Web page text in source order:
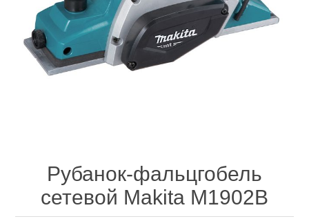
Электроинструмент
Ремонт инструмента марки DCK
Ремонт инструмента марки Elitech
Новости
FAQ
Рубанок-фальцгобель
сетевой Makita M1902B